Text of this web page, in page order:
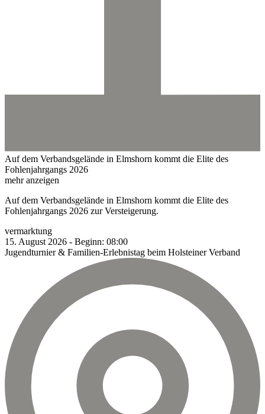
Auf dem Verbandsgelände in Elmshorn kommt die Elite des
Fohlenjahrgangs 2026
mehr anzeigen
Auf dem Verbandsgelände in Elmshorn kommt die Elite des
Fohlenjahrgangs 2026 zur Versteigerung.
vermarktung
15. August 2026 - Beginn: 08:00
Jugendturnier & Familien-Erlebnistag beim Holsteiner Verband